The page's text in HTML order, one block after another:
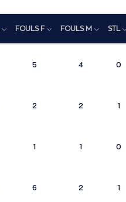
FOULS F FOULS M STL
5 4 0
2 2 1
1 1 0
6 2 1